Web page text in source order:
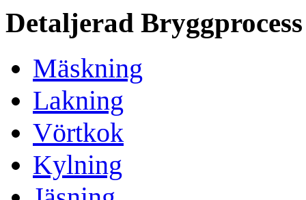
Detaljerad Bryggprocess
Mäskning
Lakning
Vörtkok
Kylning